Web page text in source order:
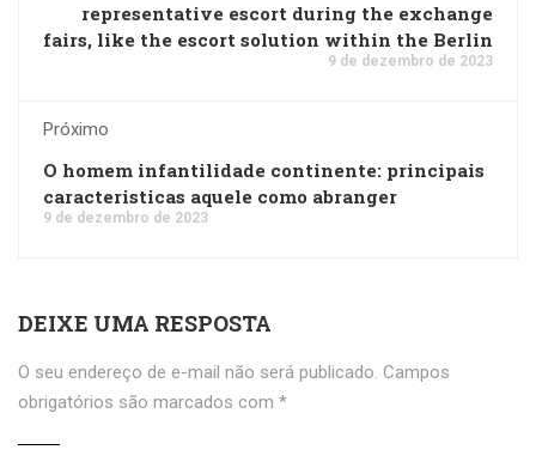
representative escort during the exchange
fairs, like the escort solution within the Berlin
9 de dezembro de 2023
Próximo
O homem infantilidade continente: principais
caracteristicas aquele como abranger
9 de dezembro de 2023
DEIXE UMA RESPOSTA
O seu endereço de e-mail não será publicado. Campos
obrigatórios são marcados com *